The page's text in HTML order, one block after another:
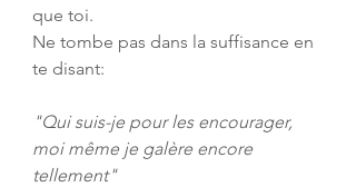
que toi.
Ne tombe pas dans la suffisance en
te disant:
"Qui suis-je pour les encourager,
moi même je galère encore
tellement"